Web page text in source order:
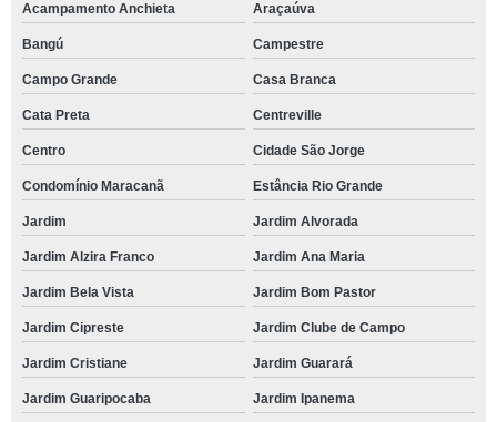
Acampamento Anchieta Araçaúva
Bangú Campestre
Campo Grande Casa Branca
Cata Preta Centreville
Centro Cidade São Jorge
Condomínio Maracanã Estância Rio Grande
Jardim Jardim Alvorada
Jardim Alzira Franco Jardim Ana Maria
Jardim Bela Vista Jardim Bom Pastor
Jardim Cipreste Jardim Clube de Campo
Jardim Cristiane Jardim Guarará
Jardim Guaripocaba Jardim Ipanema